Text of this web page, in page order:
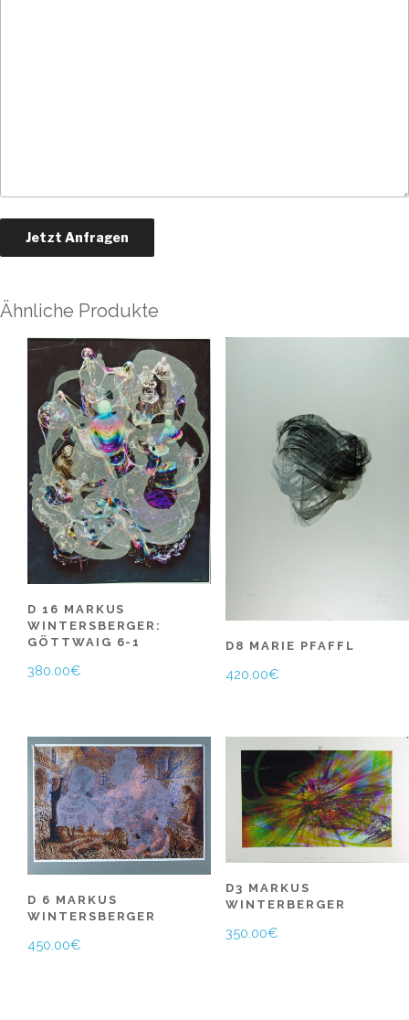
Ähnliche Produkte
D 16 MARKUS
WINTERSBERGER:
GÖTTWAIG 6-1
380.00€
D8 MARIE PFAFFL
420.00€
D 6 MARKUS
WINTERSBERGER
450.00€
D3 MARKUS
WINTERBERGER
350.00€